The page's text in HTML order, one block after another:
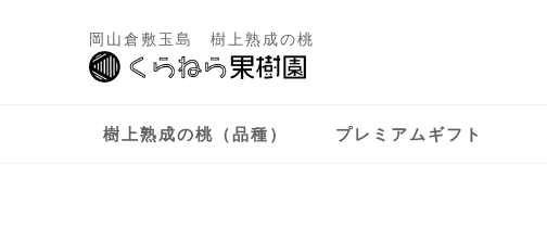
岡山倉敷玉島 樹上熟成の桃
樹上熟成の桃（品種） プレミアムギフト